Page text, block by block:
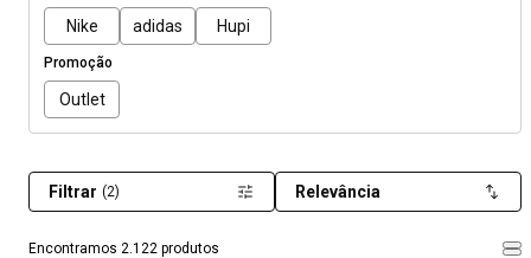
Nike adidas Hupi
Promoção
Outlet
Encontramos 2.122 produtos
Filtrar (2) Relevância